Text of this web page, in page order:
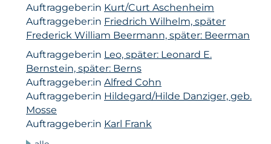
Auftraggeber:in Kurt/Curt Aschenheim
Auftraggeber:in Friedrich Wilhelm, später
Frederick William Beermann, später: Beerman
Auftraggeber:in Leo, später: Leonard E.
Bernstein, später: Berns
Auftraggeber:in Alfred Cohn
Auftraggeber:in Hildegard/Hilde Danziger, geb.
Mosse
Auftraggeber:in Karl Frank